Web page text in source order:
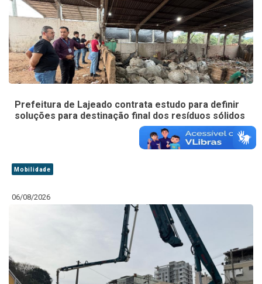
Prefeitura de Lajeado contrata estudo para definir
soluções para destinação final dos resíduos sólidos
Mobilidade
06/08/2026